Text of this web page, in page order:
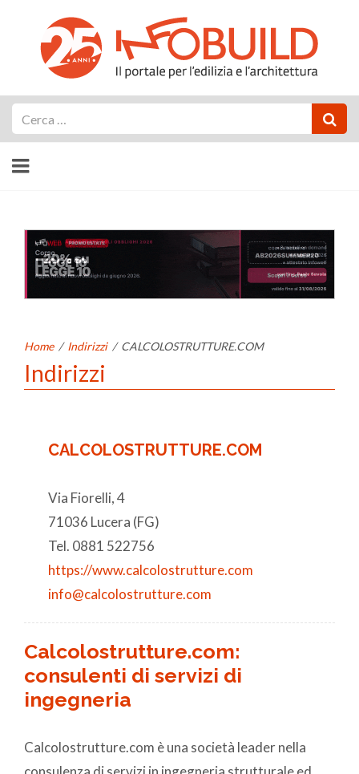
Home / Indirizzi / CALCOLOSTRUTTURE.COM
Indirizzi
CALCOLOSTRUTTURE.COM
Via Fiorelli, 4
71036 Lucera (FG)
Tel. 0881 522756
https://www.calcolostrutture.com
info@calcolostrutture.com
Calcolostrutture.com:
consulenti di servizi di
ingegneria
Calcolostrutture.com è una società leader nella